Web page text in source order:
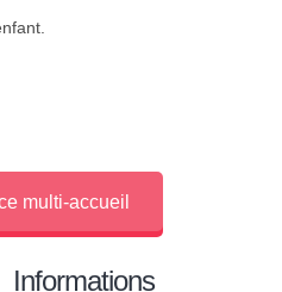
multi-accueil
Informations